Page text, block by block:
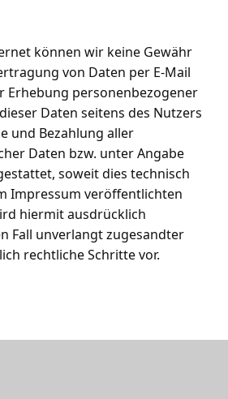
können wir keine Gewähr
von Daten per E-Mail
Erhebung personenbezogener
Daten seitens des Nutzers
und Bezahlung aller
Daten bzw. unter Angabe
soweit dies technisch
Impressum veröffentlichten
hiermit ausdrücklich
Fall unverlangt zugesandter
rechtliche Schritte vor.